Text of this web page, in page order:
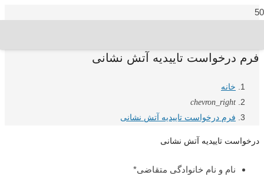
فرم درخواست تاییدیه آتش نشانی
خانه
chevron_right
فرم درخواست تاییدیه آتش نشانی
درخواست تاییدیه آتش نشانی
نام و نام خانوادگی متقاضی*